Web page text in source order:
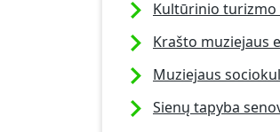
Kultūrinio turizmo
Krašto muziejaus
Muziejaus
Sienų tapyba